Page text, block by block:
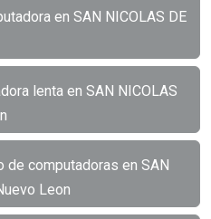
en SAN NICOLAS DE
lenta en SAN NICOLAS
computadoras en SAN
Leon